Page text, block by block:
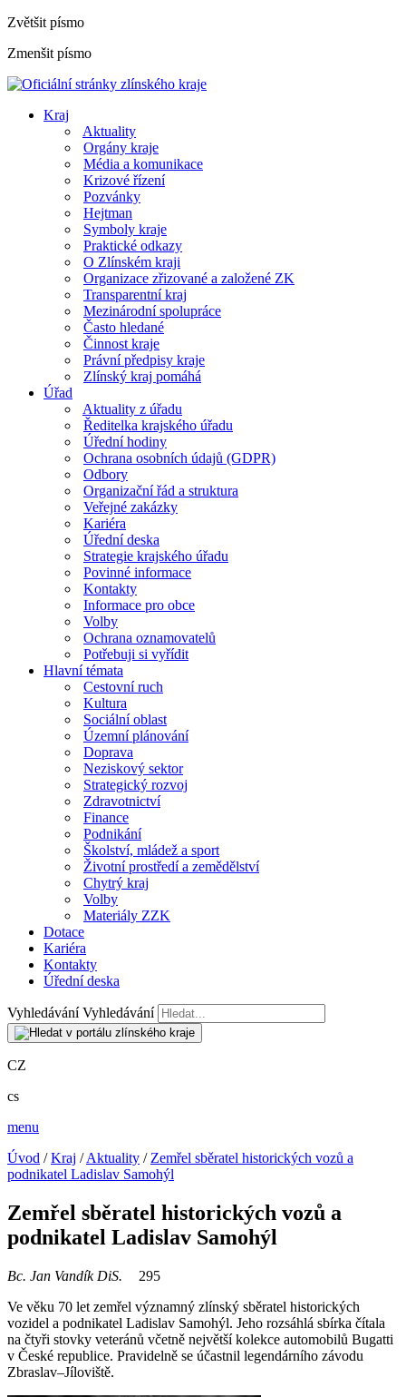
Zvětšit písmo
Zmenšit písmo
Kraj
Aktuality
Orgány kraje
Média a komunikace
Krizové řízení
Pozvánky
Hejtman
Symboly kraje
Praktické odkazy
O Zlínském kraji
Organizace zřizované a založené ZK
Transparentní kraj
Mezinárodní spolupráce
Často hledané
Činnost kraje
Právní předpisy kraje
Zlínský kraj pomáhá
Úřad
Aktuality z úřadu
Ředitelka krajského úřadu
Úřední hodiny
Ochrana osobních údajů (GDPR)
Odbory
Organizační řád a struktura
Veřejné zakázky
Kariéra
Úřední deska
Strategie krajského úřadu
Povinné informace
Kontakty
Informace pro obce
Volby
Ochrana oznamovatelů
Potřebuji si vyřídit
Hlavní témata
Cestovní ruch
Kultura
Sociální oblast
Územní plánování
Doprava
Neziskový sektor
Strategický rozvoj
Zdravotnictví
Finance
Podnikání
Školství, mládež a sport
Životní prostředí a zemědělství
Chytrý kraj
Volby
Materiály ZZK
Dotace
Kariéra
Kontakty
Úřední deska
Vyhledávání Vyhledávání
CZ
cs
menu
Úvod /Kraj /Aktuality / Zemřel sběratel historických vozů a
podnikatel Ladislav Samohýl
Zemřel sběratel historických vozů a
podnikatel Ladislav Samohýl
Bc. Jan Vandík DiS.
295
Ve věku 70 let zemřel významný zlínský sběratel historických
vozidel a podnikatel Ladislav Samohýl. Jeho rozsáhlá sbírka čítala
na čtyři stovky veteránů včetně největší kolekce automobilů Bugatti
v České republice. Pravidelně se účastnil legendárního závodu
Zbraslav–Jíloviště.